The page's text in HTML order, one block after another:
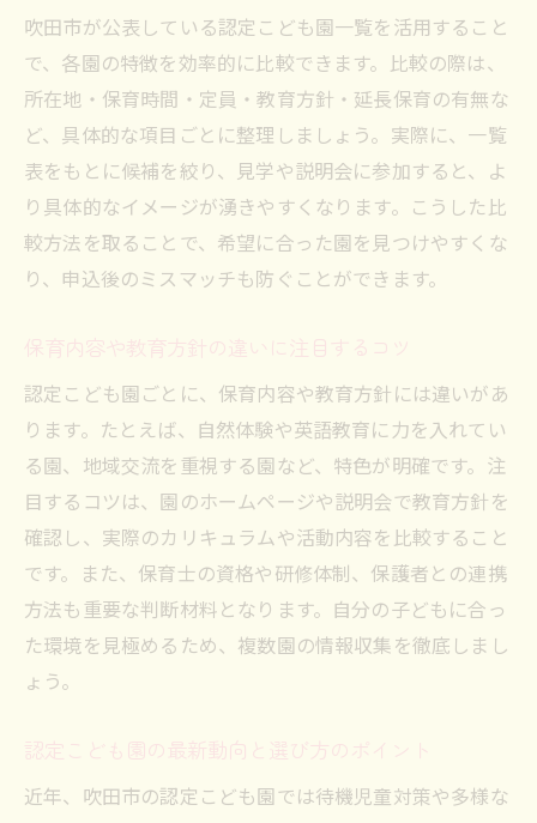
認定こども園の通園しやすさとサポート体
制
幼児教育環境が充実した認定こども園
認定こども園一覧から理想の園を見つけよう
認定こども園一覧を使った上手な比較法
自分に合う認定こども園の探し方ガイド
認定こども園一覧で見る特徴別おすすめ園
認定こども園一覧の活用ポイントと注意点
認定こども園選びに役立つ比較チェック項
子育て支援と認定こども園の活用ポイント
子育て支援と認定こども園の連携メリット
認定こども園を活用した子育てサポート術
地域の子育て支援と認定こども園の特徴
認定こども園利用で広がる子育ての可能性
吹田市が公表している認定こども園一覧を活用すること
で、各園の特徴を効率的に比較できます。比較の際は、
所在地・保育時間・定員・教育方針・延長保育の有無な
ど、具体的な項目ごとに整理しましょう。実際に、一覧
表をもとに候補を絞り、見学や説明会に参加すると、よ
り具体的なイメージが湧きやすくなります。こうした比
較方法を取ることで、希望に合った園を見つけやすくな
り、申込後のミスマッチも防ぐことができます。
保育内容や教育方針の違いに注目するコツ
認定こども園ごとに、保育内容や教育方針には違いがあ
ります。たとえば、自然体験や英語教育に力を入れてい
る園、地域交流を重視する園など、特色が明確です。注
目するコツは、園のホームページや説明会で教育方針を
確認し、実際のカリキュラムや活動内容を比較すること
です。また、保育士の資格や研修体制、保護者との連携
方法も重要な判断材料となります。自分の子どもに合っ
た環境を見極めるため、複数園の情報収集を徹底しまし
ょう。
認定こども園の最新動向と選び方のポイント
近年、吹田市の認定こども園では待機児童対策や多様な